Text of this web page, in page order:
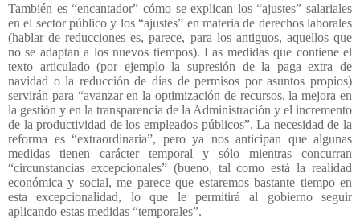
También es “encantador” cómo se explican los “ajustes” salariales
en el sector público y los “ajustes” en materia de derechos laborales
(hablar de reducciones es, parece, para los antiguos, aquellos que
no se adaptan a los nuevos tiempos). Las medidas que contiene el
texto articulado (por ejemplo la supresión de la paga extra de
navidad o la reducción de días de permisos por asuntos propios)
servirán para “avanzar en la optimización de recursos, la mejora en
la gestión y en la transparencia de la Administración y el incremento
de la productividad de los empleados públicos”. La necesidad de la
reforma es “extraordinaria”, pero ya nos anticipan que algunas
medidas tienen carácter temporal y sólo mientras concurran
“circunstancias excepcionales” (bueno, tal como está la realidad
económica y social, me parece que estaremos bastante tiempo en
esta excepcionalidad, lo que le permitirá al gobierno seguir
aplicando estas medidas “temporales”.